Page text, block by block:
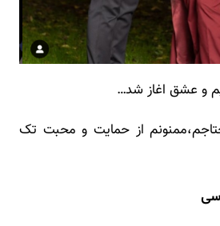
و عشق اغاز شد…
از حمایت و محبت تک